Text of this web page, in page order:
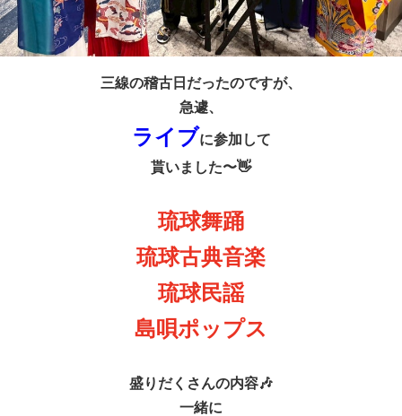
三線の稽古日だったのですが、
急遽、
ライブに参加して
貰いました〜👋
琉球舞踊
琉球古典音楽
琉球民謡
島唄ポップス
盛りだくさんの内容🎶
一緒に